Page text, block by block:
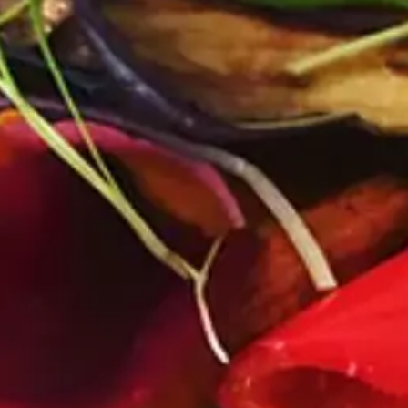
Paramètres de
confidentialité
Afin de faciliter votre navigation et de vous
apporter le meilleur service possible, nous utilisons
des cookies pour améliorer le site aux besoins des
visiteurs, notamment selon la fréquentation.
Nos politique de confidentialité